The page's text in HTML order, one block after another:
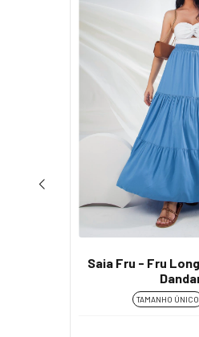
Saia Fru - Fru
TAMANHO ÚNICO